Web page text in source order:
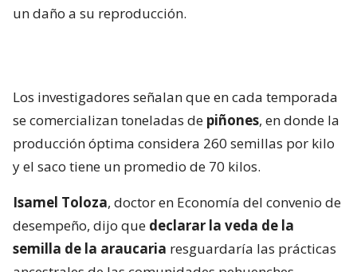
un daño a su reproducción.
Los investigadores señalan que en cada temporada
se comercializan toneladas de piñones, en donde la
producción óptima considera 260 semillas por kilo
y el saco tiene un promedio de 70 kilos.
Isamel Toloza, doctor en Economía del convenio de
desempeño, dijo que declarar la veda de la
semilla de la araucaria resguardaría las prácticas